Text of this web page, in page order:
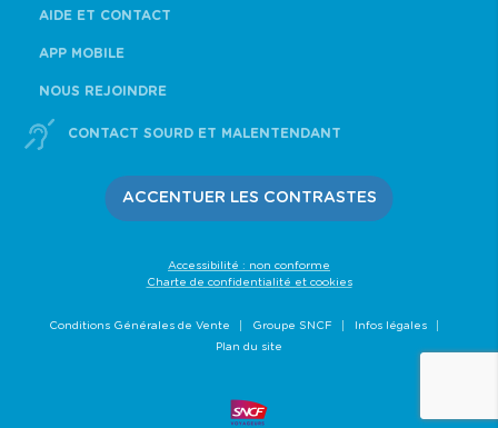
AIDE ET CONTACT
APP MOBILE
NOUS REJOINDRE
CONTACT SOURD ET MALENTENDANT
ACCENTUER LES CONTRASTES
Accessibilité : non conforme
Charte de confidentialité et cookies
Conditions Générales de Vente Groupe SNCF
Infos légales
Plan du site